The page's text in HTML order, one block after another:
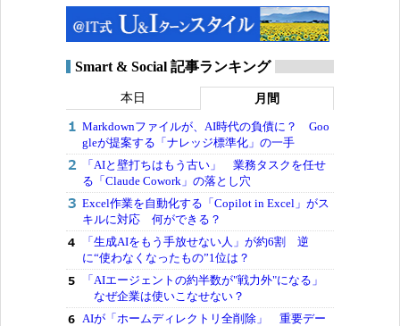
Smart & Social 記事ランキング
本日 月間
Markdownファイルが、AI時代の負債に？ Goo
gleが提案する「ナレッジ標準化」の一手
「AIと壁打ちはもう古い」 業務タスクを任せ
る「Claude Cowork」の落とし穴
Excel作業を自動化する「Copilot in Excel」がス
キルに対応 何ができる？
「生成AIをもう手放せない人」が約6割 逆
に“使わなくなったもの”1位は？
「AIエージェントの約半数が"戦力外"になる」
なぜ企業は使いこなせない？
AIが「ホームディレクトリ全削除」 重要デー